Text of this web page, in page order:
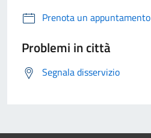
Prenota un appuntamento
Problemi in città
Segnala disservizio